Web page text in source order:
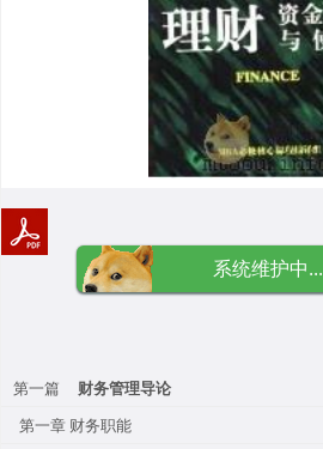
系统维护中...
第一篇 财务管理导论
第一章 财务职能